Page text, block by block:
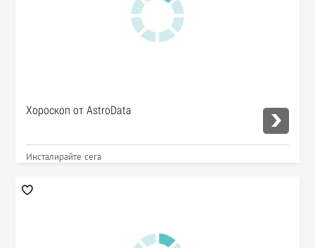
Хороскоп от AstroData
Инсталирайте сега